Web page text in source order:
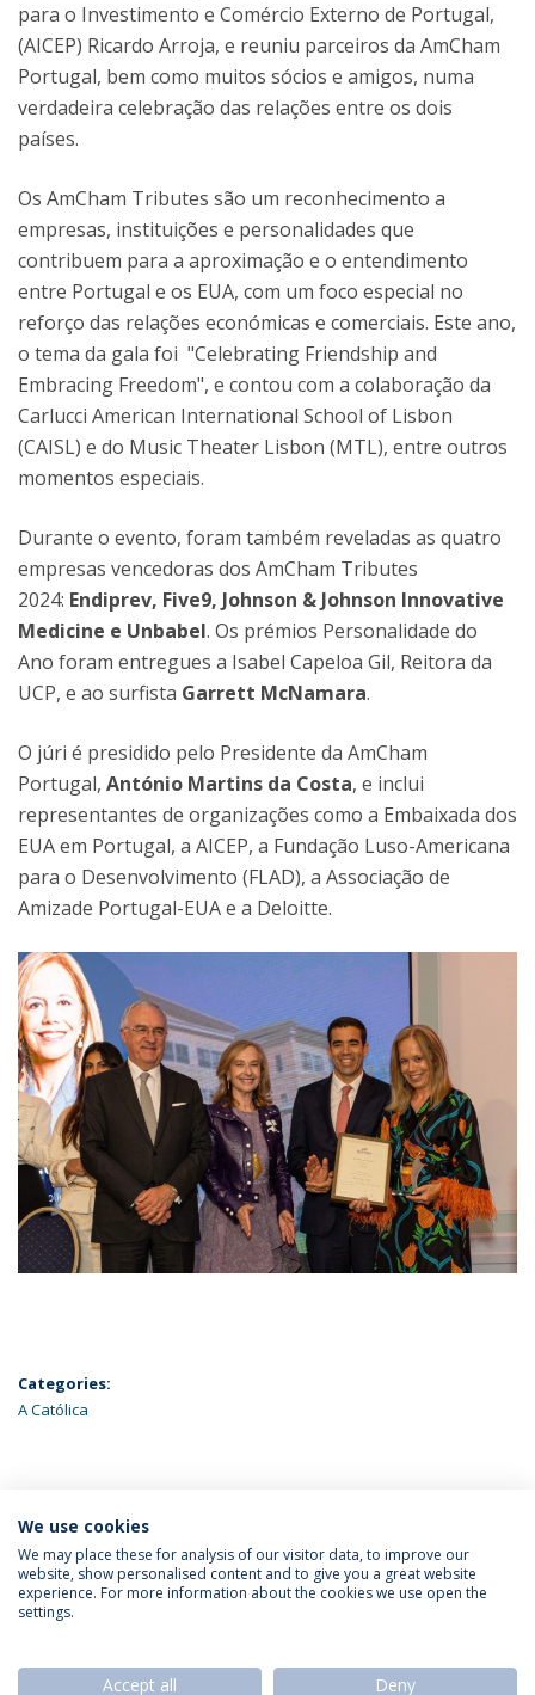
para o Investimento e Comércio Externo de Portugal,
(AICEP) Ricardo Arroja, e reuniu parceiros da AmCham
Portugal, bem como muitos sócios e amigos, numa
verdadeira celebração das relações entre os dois
países.
Os AmCham Tributes são um reconhecimento a
empresas, instituições e personalidades que
contribuem para a aproximação e o entendimento
entre Portugal e os EUA, com um foco especial no
reforço das relações económicas e comerciais. Este ano,
o tema da gala foi "Celebrating Friendship and
Embracing Freedom", e contou com a colaboração da
Carlucci American International School of Lisbon
(CAISL) e do Music Theater Lisbon (MTL), entre outros
momentos especiais.
Durante o evento, foram também reveladas as quatro
empresas vencedoras dos AmCham Tributes
2024: Endiprev, Five9, Johnson & Johnson Innovative
Medicine e Unbabel. Os prémios Personalidade do
Ano foram entregues a Isabel Capeloa Gil, Reitora da
UCP, e ao surfista Garrett McNamara.
O júri é presidido pelo Presidente da AmCham
Portugal, António Martins da Costa, e inclui
representantes de organizações como a Embaixada dos
EUA em Portugal, a AICEP, a Fundação Luso-Americana
para o Desenvolvimento (FLAD), a Associação de
Amizade Portugal-EUA e a Deloitte.
Categories:
A Católica
ÚLTIMAS NOTÍCIAS
Política de Privacidade
Termos & Condições
We use cookies
We may place these for analysis of our visitor data, to improve our
website, show personalised content and to give you a great website
experience. For more information about the cookies we use open the
settings.
Accept all Deny